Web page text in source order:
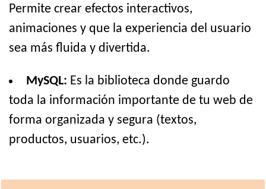
Permite crear efectos interactivos,
animaciones y que la experiencia del usuario
sea más fluida y divertida.
MySQL: Es la biblioteca donde guardo
toda la información importante de tu web de
forma organizada y segura (textos,
productos, usuarios, etc.).